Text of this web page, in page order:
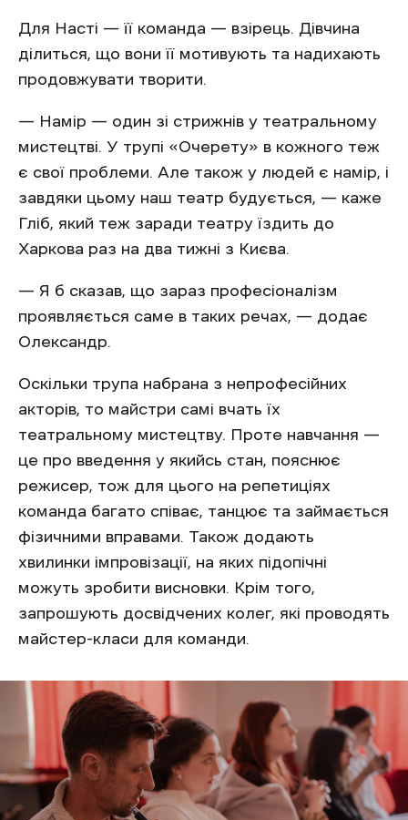
Для Насті — її команда — взірець. Дівчина
ділиться, що вони її мотивують та надихають
продовжувати творити.
— Намір — один зі стрижнів у театральному
мистецтві. У трупі «Очерету» в кожного теж
є свої проблеми. Але також у людей є намір, і
завдяки цьому наш театр будується, — каже
Гліб, який теж заради театру їздить до
Харкова раз на два тижні з Києва.
— Я б сказав, що зараз професіоналізм
проявляється саме в таких речах, — додає
Олександр.
Оскільки трупа набрана з непрофесійних
акторів, то майстри самі вчать їх
театральному мистецтву. Проте навчання —
це про введення у якийсь стан, пояснює
режисер, тож для цього на репетиціях
команда багато співає, танцює та займається
фізичними вправами. Також додають
хвилинки імпровізації, на яких підопічні
можуть зробити висновки. Крім того,
запрошують досвідчених колег, які проводять
майстер-класи для команди.